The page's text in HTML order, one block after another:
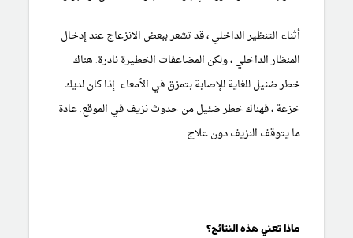
أثناء التنظير الداخلي ، قد تشعر ببعض الانزعاج عند إدخال
المنظار الداخلي ، ولكن المضاعفات الخطيرة نادرة. هناك
خطر ضئيل للغاية للإصابة بتمزق في الأمعاء. إذا كان لديك
خزعة ، فهناك خطر ضئيل من حدوث نزيف في الموقع. عادة
ما يتوقف النزيف دون علاج.
ماذا تعني هذه النتائج؟